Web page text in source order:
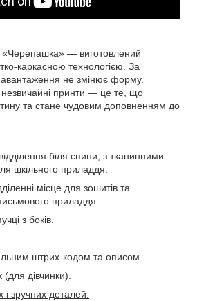
«Черепашка» — виготовлений
каркасною технологією. За
не змінює форму.
незвичайні принти — це те, що
та стане чудовим доповненням до
біля спини, з тканинними
шкільного приладдя.
місце для зошитів та
приладдя.
з боків.
штрих-кодом та описом.
дівчинки).
і зручних деталей: